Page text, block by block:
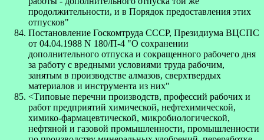
продолжительности, и в Порядок предоставления этих
отпусков"
Постановление Госкомтруда СССР, Президиума ВЦСПС
от 04.04.1988 N 180/П-4 "О сохранении
дополнительного отпуска и сокращенного рабочего дня
за работу с вредными условиями труда рабочим,
занятым в производстве алмазов, сверхтвердых
материалов и инструмента из них"
<Типовые перечни производств, профессий рабочих и
работ предприятий химической, нефтехимической,
химико-фармацевтической, микробиологической,
нефтяной и газовой промышленности, промышленности